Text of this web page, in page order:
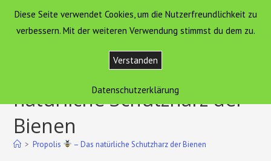
springen
Hof Sonnengold MENÜ
– Das
natürliche Schutzharz der
Bienen
> Propolis – Das natürliche Schutzharz der Bienen
Diese Seite verwendet Cookies, um die Nutzerfreundlichkeit zu
verbessern. Mit der weiteren Verwendung stimmst du dem zu.
Verstanden
Datenschutzerklärung